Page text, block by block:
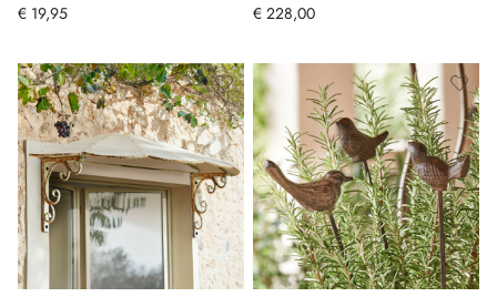
€ 19,95 € 228,00